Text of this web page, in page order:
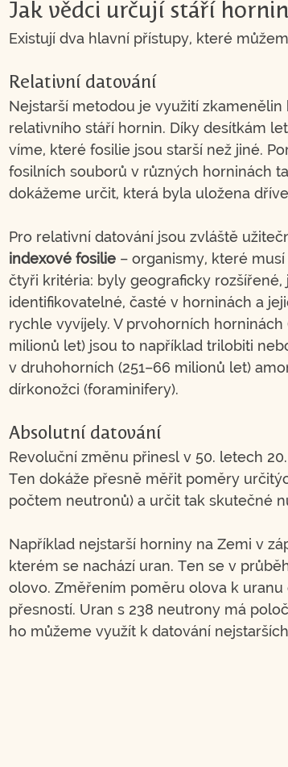
Jak vědci určují stáří
Existují dva hlavní přístupy, které
Relativní datování
Nejstarší metodou je využití zkamenělin
relativního stáří hornin. Díky desítkám
víme, které fosilie jsou starší než jiné.
fosilních souborů v různých horninách
dokážeme určit, která byla uložena
Pro relativní datování jsou zvláště
indexové fosilie – organismy, které
čtyři kritéria: byly geograficky rozšířené,
identifikovatelné, časté v horninách a
rychle vyvíjely. V prvohorních horninách
milionů let) jsou to například trilobiti
v druhohorních (251–66 milionů let)
dírkonožci (foraminifery).
Absolutní datování
Revoluční změnu přinesl v 50. letech
Ten dokáže přesně měřit poměry
počtem neutronů) a určit tak skutečné
Například nejstarší horniny na Zemi v
kterém se nachází uran. Ten se v
olovo. Změřením poměru olova k
přesností. Uran s 238 neutrony má
ho můžeme využít k datování